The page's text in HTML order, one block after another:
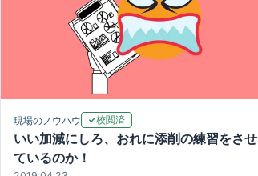
現場のノウハウ 校閲済
いい加減にしろ、おれに添削の練習をさせ
ているのか！